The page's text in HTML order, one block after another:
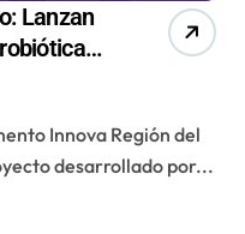
Lanzan
desarrollado por...